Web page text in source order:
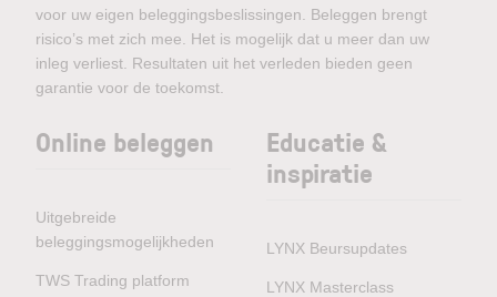
voor uw eigen beleggingsbeslissingen. Beleggen brengt
risico’s met zich mee. Het is mogelijk dat u meer dan uw
inleg verliest. Resultaten uit het verleden bieden geen
garantie voor de toekomst.
Online beleggen
Uitgebreide
beleggingsmogelijkheden
TWS Trading platform
Educatie &
inspiratie
LYNX Beursupdates
LYNX Masterclass